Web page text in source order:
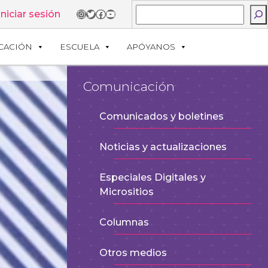
Buscar
Instagram
Twitter
Facebook
YouTube
sesión
ESCUELA APÓYANOS
Comunicación
Comunicados y boletines
Noticias y actualizaciones
Especiales Digitales y
Micrositios
Columnas
Otros medios